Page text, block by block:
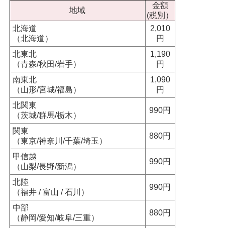
地域
金額
(税別）
北海道
（北海道）
2,010
円
北東北
（青森/秋田/岩手）
1,190
円
南東北
（山形/宮城/福島）
1,090
円
北関東
（茨城/群馬/栃木）
990円
関東
（東京/神奈川/千葉/埼玉）
880円
甲信越
（山梨/長野/新潟）
990円
北陸
（福井 / 富山 / 石川）
990円
中部
（静岡/愛知/岐阜/三重）
880円